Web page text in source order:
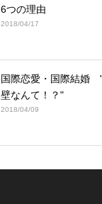
6つの理由
2018/04/17
国際恋愛・国際結婚
壁なんて！？"
2018/04/09